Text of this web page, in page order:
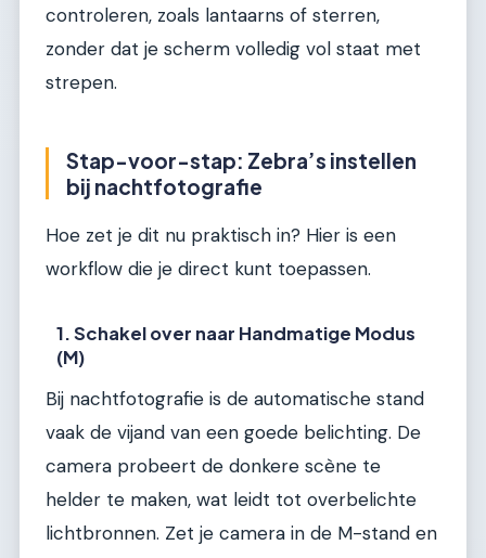
controleren, zoals lantaarns of sterren,
zonder dat je scherm volledig vol staat met
strepen.
Stap-voor-stap: Zebra’s instellen
bij nachtfotografie
Hoe zet je dit nu praktisch in? Hier is een
workflow die je direct kunt toepassen.
1. Schakel over naar Handmatige Modus
(M)
Bij nachtfotografie is de automatische stand
vaak de vijand van een goede belichting. De
camera probeert de donkere scène te
helder te maken, wat leidt tot overbelichte
lichtbronnen. Zet je camera in de M-stand en